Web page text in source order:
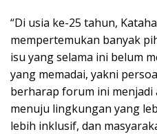
“Di usia ke-25 tahun,
mempertemukan banyak
isu yang selama ini belum
yang memadai, yakni
berharap forum ini menjadi
menuju lingkungan yang
lebih inklusif, dan